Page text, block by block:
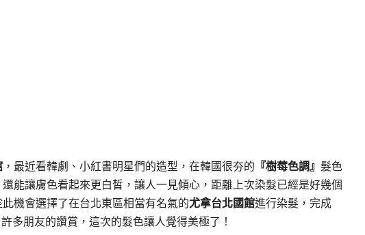
，最近看韓劇、小紅書明星們的造型，在韓國很夯的 『樹莓色調』 髮色
能讓膚色看起來更白皙，讓人一見傾心，距離上次染髮已經是好幾個
機會選擇了在台北東區相當有名氣的尤拿台北國館進行染髮，完成
多朋友的讚賞，這次的髮色讓人覺得美極了！